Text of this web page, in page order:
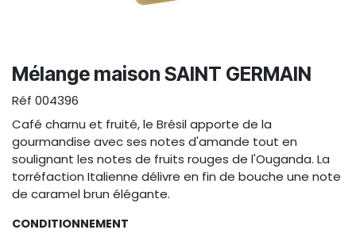
Mélange maison SAINT GERMAIN
Réf 004396
Café charnu et fruité, le Brésil apporte de la
gourmandise avec ses notes d'amande tout en
soulignant les notes de fruits rouges de l'Ouganda. La
torréfaction Italienne délivre en fin de bouche une note
de caramel brun élégante.
CONDITIONNEMENT